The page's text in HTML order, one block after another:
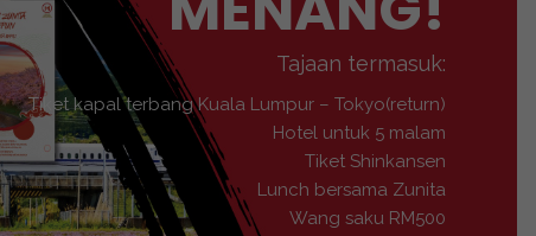
Tajaan termasuk:
Tiket kapal terbang Kuala Lumpur – Tokyo(return)
Hotel untuk 5 malam
Tiket Shinkansen
Lunch bersama Zunita
Wang saku RM500